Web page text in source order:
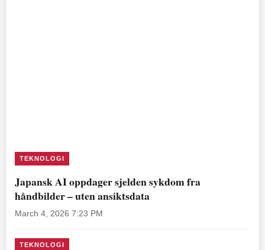
TEKNOLOGI
Japansk AI oppdager sjelden sykdom fra
håndbilder – uten ansiktsdata
March 4, 2026 7:23 PM
TEKNOLOGI